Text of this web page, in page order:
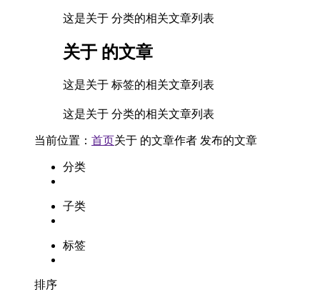
这是关于 分类的相关文章列表
关于 的文章
这是关于 标签的相关文章列表
这是关于 分类的相关文章列表
当前位置： 首页关于 的文章作者 发布的文章
分类
子类
标签
排序